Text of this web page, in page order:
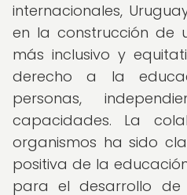
internacionales,
en la construcción de
más inclusivo y
derecho a la
personas,
capacidades. La
organismos ha sido
positiva de la
para el desarrollo de